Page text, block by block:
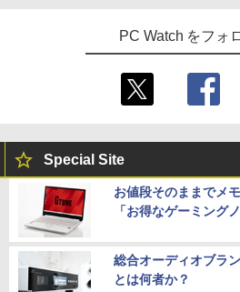
PC Watch をフォ
Special Site
お値段そのままでメ
「お得なゲーミング
総合オーディオブラ
とは何者か？